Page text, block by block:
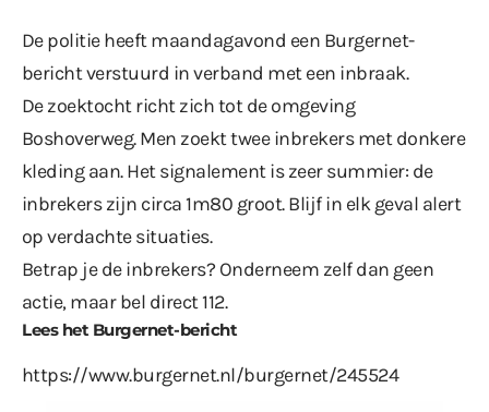
De politie heeft maandagavond een Burgernet-
bericht verstuurd in verband met een inbraak.
De zoektocht richt zich tot de omgeving
Boshoverweg. Men zoekt twee inbrekers met donkere
kleding aan. Het signalement is zeer summier: de
inbrekers zijn circa 1m80 groot. Blijf in elk geval alert
op verdachte situaties.
Betrap je de inbrekers? Onderneem zelf dan geen
actie, maar bel direct 112.
Lees het Burgernet-bericht
https://www.burgernet.nl/burgernet/245524